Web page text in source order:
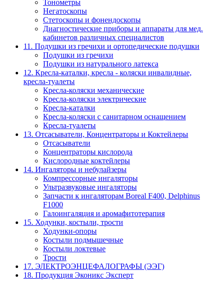
Тонометры
Негатоскопы
Стетоскопы и фонендоскопы
Диагностические приборы и аппараты для мед.
кабинетов различных специалистов
11. Подушки из гречихи и ортопедические подушки
Подушки из гречихи
Подушки из натурального латекса
12. Кресла-каталки, кресла - коляски инвалидные,
кресла-туалеты
Кресла-коляски механические
Кресла-коляски электрические
Кресла-каталки
Кресла-коляски с санитарном оснащением
Кресла-туалеты
13. Отсасыватели, Концентраторы и Коктейлеры
Отсасыватели
Концентраторы кислорода
Кислородные коктейлеры
14. Ингаляторы и небулайзеры
Компрессорные ингаляторы
Ультразвуковые ингаляторы
Запчасти к ингаляторам Boreal F400, Delphinus
F1000
Галоингаляция и аромафитотерапия
15. Ходунки, костыли, трости
Ходунки-опоры
Костыли подмышечные
Костыли локтевые
Трости
17. ЭЛЕКТРО­ЭНЦЕФАЛОГРАФЫ (ЭЭГ)
18. Продукция Эконикс Эксперт